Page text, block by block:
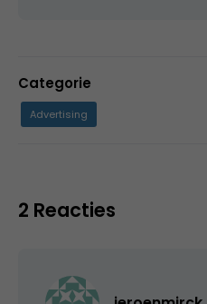
Categorie
Advertising
2 Reacties